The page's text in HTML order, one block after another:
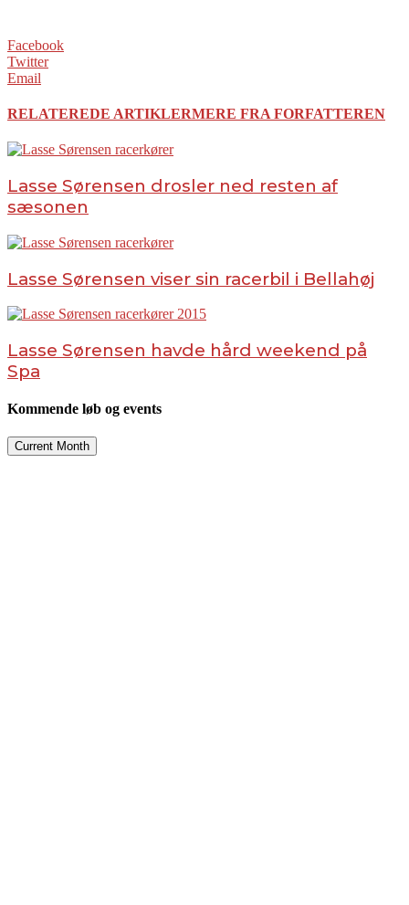
Facebook
Twitter
Email
RELATEREDE ARTIKLERMERE FRA FORFATTEREN
Lasse Sørensen drosler ned resten af
sæsonen
Lasse Sørensen viser sin racerbil i Bellahøj
Lasse Sørensen havde hård weekend på
Spa
Kommende løb og events
Current Month